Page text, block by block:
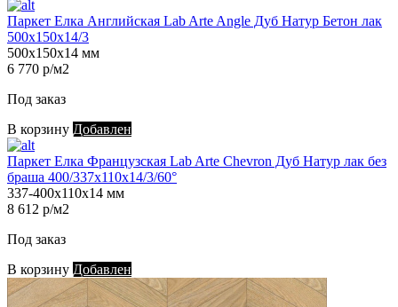
Паркет Елка Английская Lab Arte Angle Дуб Натур Бетон лак
500х150х14/3
500х150х14 мм
6 770 р/м2
Под заказ
В корзину Добавлен
Паркет Елка Французская Lab Arte Chevron Дуб Натур лак без
браша 400/337х110х14/3/60°
337-400х110х14 мм
8 612 р/м2
Под заказ
В корзину Добавлен